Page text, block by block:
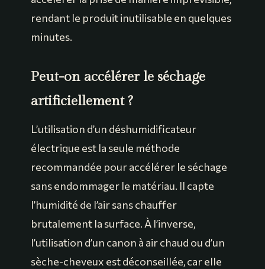
rendant le produit inutilisable en quelques
minutes.
Peut-on accélérer le séchage
artificiellement ?
L’utilisation d’un déshumidificateur
électrique est la seule méthode
recommandée pour accélérer le séchage
sans endommager le matériau. Il capte
l’humidité de l’air sans chauffer
brutalement la surface. À l’inverse,
l’utilisation d’un canon à air chaud ou d’un
sèche-cheveux est déconseillée, car elle